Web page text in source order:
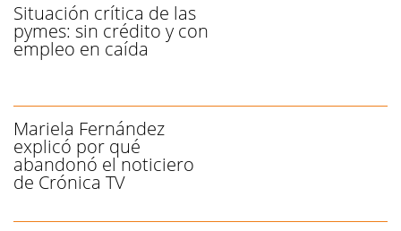
Situación crítica de las
pymes: sin crédito y con
empleo en caída
Mariela Fernández
explicó por qué
abandonó el noticiero
de Crónica TV